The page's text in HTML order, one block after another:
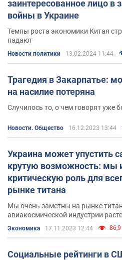
заинтересованное лицо в
войны в Украине
Темпы роста экономики Китая
падают
Новости политики 13.02.2024 11:44
Трагедия в Закарпатье:
на насилие потеряна
Случилось то, о чем говорят уже
Новости. Общество 16.12.2023 13:44
Украина может упустить
крутую возможность: мы
критическую роль для
рынке титана
Мы очень заметны на рынке
авиакосмической индустрии
ограничением закупок у
нам почти нет
Экономика 17.11.2023 12:44 86,9
Социальные рейтинги в